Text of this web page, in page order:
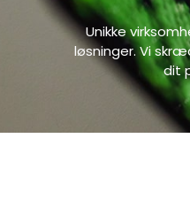
Unikke
løsninger. Vi
dit